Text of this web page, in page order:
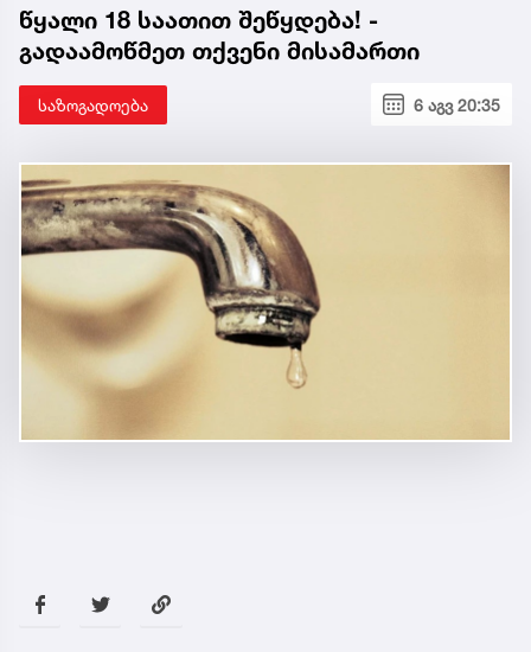
წყალი 18 საათით შეწყდება! -
გადაამოწმეთ თქვენი მისამართი
საზოგადოება 6 აგვ 20:35